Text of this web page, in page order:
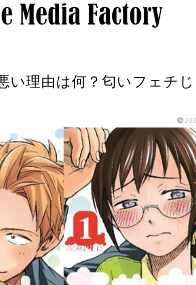
い理由は何？匂いフェチ